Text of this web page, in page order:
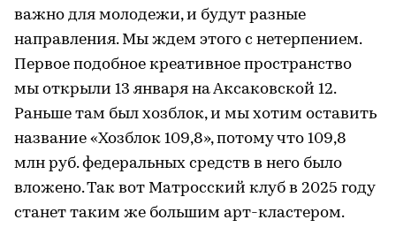
важно для молодежи, и будут разные
направления. Мы ждем этого с нетерпением.
Первое подобное креативное пространство
мы открыли 13 января на Аксаковской 12.
Раньше там был хозблок, и мы хотим оставить
название «Хозблок 109,8», потому что 109,8
млн руб. федеральных средств в него было
вложено. Так вот Матросский клуб в 2025 году
станет таким же большим арт-кластером.